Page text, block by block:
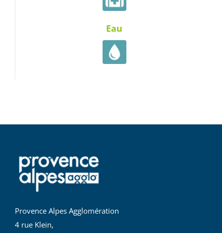
Eau
Provence Alpes Agglomération
4 rue Klein,